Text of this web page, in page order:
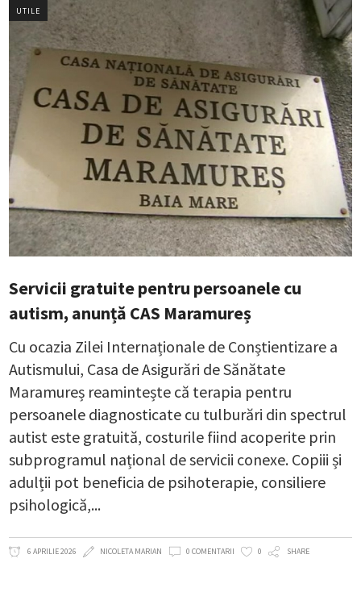
UTILE
Servicii gratuite pentru persoanele cu
autism, anunță CAS Maramureș
Cu ocazia Zilei Internaționale de Conștientizare a
Autismului, Casa de Asigurări de Sănătate
Maramureș reamintește că terapia pentru
persoanele diagnosticate cu tulburări din spectrul
autist este gratuită, costurile fiind acoperite prin
subprogramul național de servicii conexe. Copiii și
adulții pot beneficia de psihoterapie, consiliere
psihologică,
6 APRILIE 2026 NICOLETA MARIAN 0 COMENTARII 0 SHARE